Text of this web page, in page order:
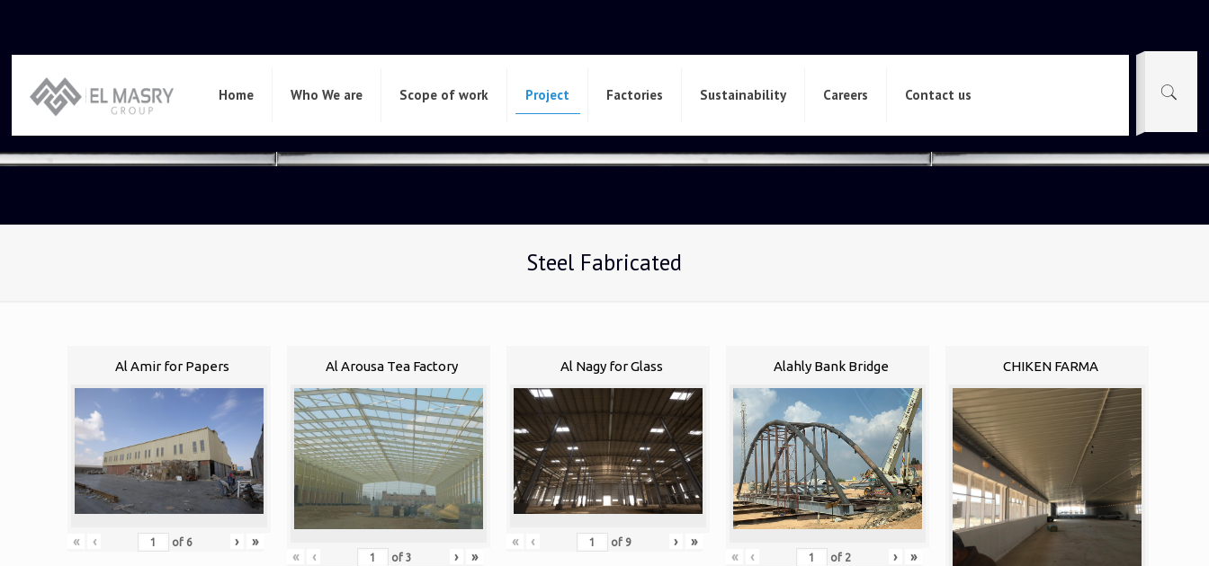
Home Who We are Scope of work Project Factories Sustainability Careers Contact us
Steel Fabricated
Al Amir for Papers
« ‹ of 6 › »
Al Arousa Tea Factory
« ‹ of3 › »
Al Nagy for Glass
« ‹ of 9 › »
Alahly Bank Bridge
« ‹ of 2 › »
CHIKEN FARMA